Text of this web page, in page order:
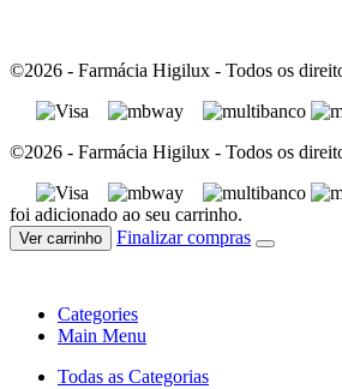
©2026 - Farmácia Higilux - Todos os
©2026 - Farmácia Higilux - Todos os
foi adicionado ao seu carrinho.
Ver carrinho Finalizar compras
Categories
Main Menu
Todas as Categorias